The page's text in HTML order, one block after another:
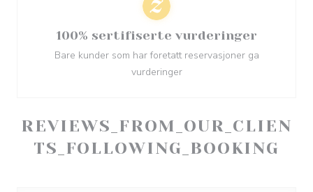
REVIEWS_FROM_OUR_CLIEN
TS_FOLLOWING_BOOKING
100% sertifiserte vurderinger
Bare kunder som har foretatt reservasjoner ga
vurderinger